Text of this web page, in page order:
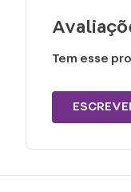
Tem esse